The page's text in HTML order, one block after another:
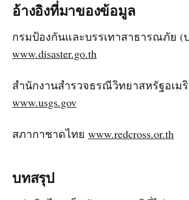
อ้างอิงที่มาของข้อมูล
กรมป้องกันและบรรเทาสาธารณภัย (
www.disaster.go.th
สำนักงานสำรวจธรณีวิทยาสหรัฐอเมริ
www.usgs.gov
สภากาชาดไทย www.redcross.or.th
บทสรุป